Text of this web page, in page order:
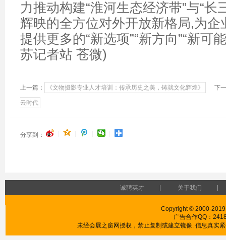
力推动构建“淮河生态经济带”与“长
辉映的全方位对外开放新格局,为企
提供更多的“新选项”“新方向”“新可
苏记者站 苍微)
上一篇： 《文物摄影专业人才培训：传承历史之美，铸就文化辉煌》 下
云时代
分享到：
诚聘英才 关于我们
Copyright © 2000-
广告合作QQ：
未经会展之窗网授权，禁止复制或建立镜像. 信息真实